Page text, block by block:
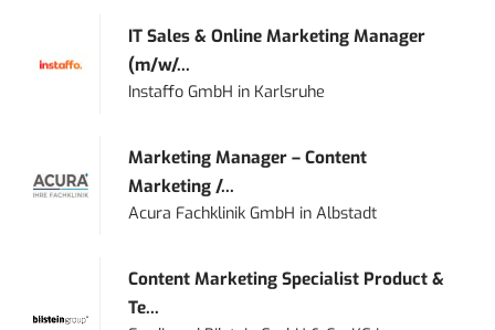
IT Sales & Online Marketing Manager
(m/w/...
Instaffo GmbH in Karlsruhe
Marketing Manager – Content
Marketing /...
Acura Fachklinik GmbH inAlbstadt
Content Marketing Specialist Product &
Te...